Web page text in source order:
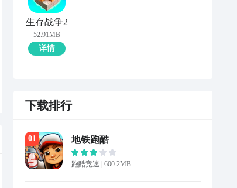
生存战争2
52.91MB
详情
下载排行
01 地铁跑酷
跑酷竞速 | 600.2MB